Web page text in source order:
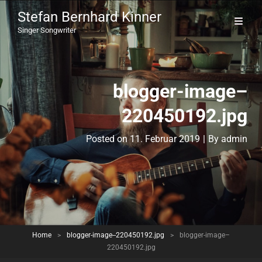
Stefan Bernhard Kinner
Singer Songwriter
blogger-image–
220450192.jpg
Posted on11. Februar 2019 | By Byline
admin
Home > blogger-image--220450192.jpg >
blogger-image–
220450192.jpg